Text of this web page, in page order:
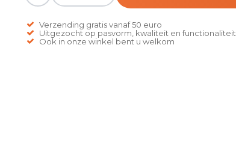
Verzending gratis vanaf 50 euro
Uitgezocht op pasvorm, kwaliteit en functionaliteit
Ook in onze winkel bent u welkom